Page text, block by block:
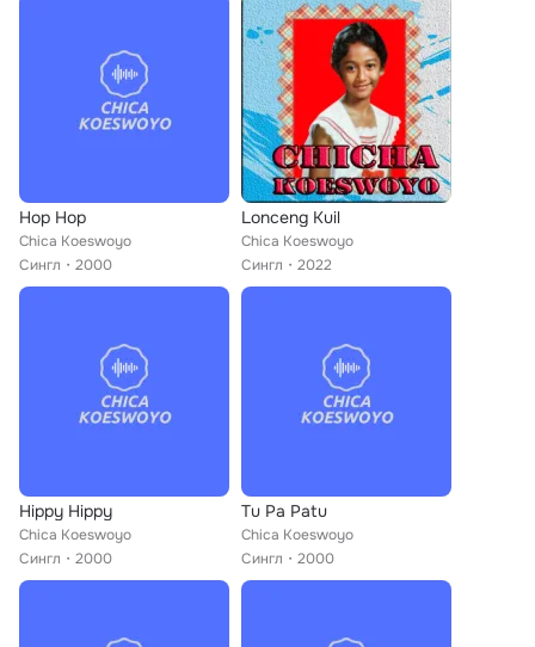
Hop Hop
Chica Koeswoyo
Сингл
2000
Lonceng Kuil
Chica Koeswoyo
Сингл
2022
Hippy Hippy
Chica Koeswoyo
Сингл
2000
Tu Pa Patu
Chica Koeswoyo
Сингл
2000